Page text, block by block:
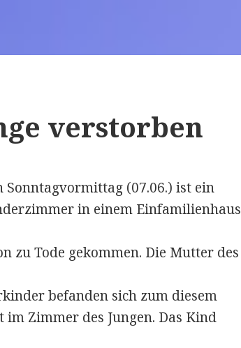
verstorben
Sonntagvormittag (07.06.) ist ein
in einem Einfamilienhaus
zu Tode gekommen. Die Mutter des
befanden sich zum diesem
Zimmer des Jungen. Das Kind